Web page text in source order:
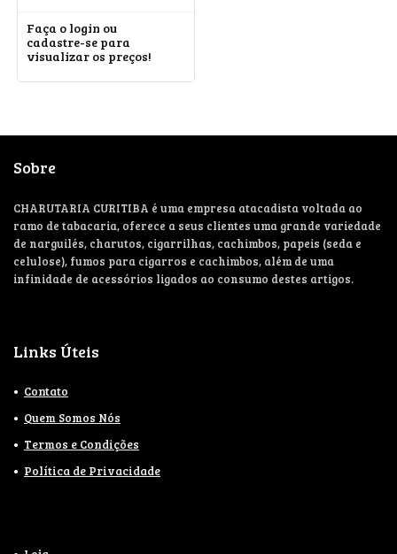
Faça o login ou
cadastre-se para
visualizar os preços!
Sobre
CHARUTARIA CURITIBA é uma empresa atacadista voltada ao
ramo de tabacaria, oferece a seus clientes uma grande variedade
de narguilés, charutos, cigarrilhas, cachimbos, papeis (seda e
celulose), fumos para cigarros e cachimbos, além de uma
infinidade de acessórios ligados ao consumo destes artigos.
Links Úteis
Contato
Quem Somos Nós
Termos e Condições
Política de Privacidade